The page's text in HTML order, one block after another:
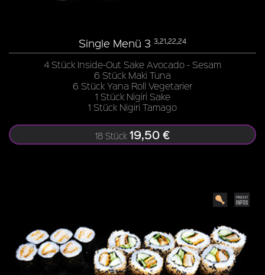
Single Menü 3 3,21,22,24
4 Stück Inside-Out Sake Avocado - Sesam
6 Stück Maki Tuna
6 Stück Yana Roll Vegetarier
1 Stück Nigiri Sake
1 Stück Nigiri Tamago
18 Stück 19,50 €